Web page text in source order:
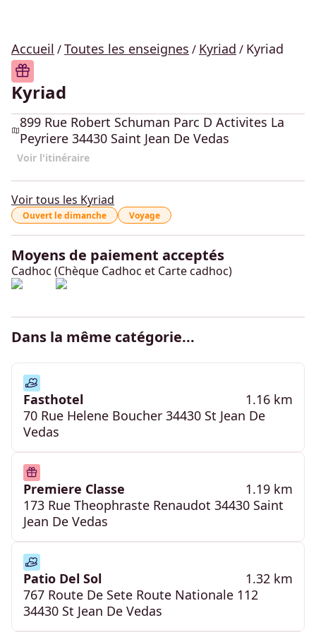
Accueil /Toutes les enseignes / Kyriad / Kyriad
Kyriad
899 Rue Robert Schuman Parc D Activites La
Peyriere 34430 Saint Jean De Vedas
Voir l'itinéraire
Voir tous les Kyriad
Ouvert le dimanche Voyage
Moyens de paiement acceptés
Cadhoc (Chèque Cadhoc et Carte cadhoc)
Dans la même catégorie...
Fasthotel
1.16 km
70 Rue Helene Boucher 34430 St Jean De
Vedas
Premiere Classe
1.19 km
173 Rue Theophraste Renaudot 34430 Saint
Jean De Vedas
Patio Del Sol
1.32 km
767 Route De Sete Route Nationale 112
34430 St Jean De Vedas